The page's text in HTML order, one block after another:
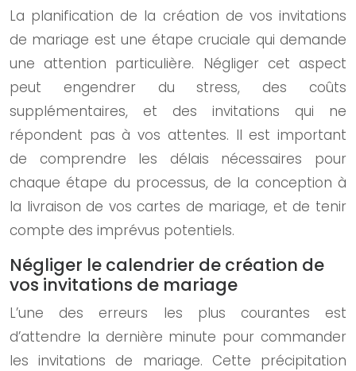
La planification de la création de vos invitations
de mariage est une étape cruciale qui demande
une attention particulière. Négliger cet aspect
peut engendrer du stress, des coûts
supplémentaires, et des invitations qui ne
répondent pas à vos attentes. Il est important
de comprendre les délais nécessaires pour
chaque étape du processus, de la conception à
la livraison de vos cartes de mariage, et de tenir
compte des imprévus potentiels.
Négliger le calendrier de création de
vos invitations de mariage
L’une des erreurs les plus courantes est
d’attendre la dernière minute pour commander
les invitations de mariage. Cette précipitation